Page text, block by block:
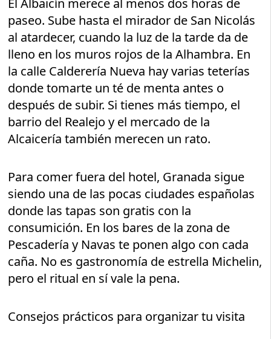
paseo. Sube hasta el mirador de San Nicolás
al atardecer, cuando la luz de la tarde da de
lleno en los muros rojos de la Alhambra. En
la calle Calderería Nueva hay varias teterías
donde tomarte un té de menta antes o
después de subir. Si tienes más tiempo, el
barrio del Realejo y el mercado de la
Alcaicería también merecen un rato.
Para comer fuera del hotel, Granada sigue
siendo una de las pocas ciudades españolas
donde las tapas son gratis con la
consumición. En los bares de la zona de
Pescadería y Navas te ponen algo con cada
caña. No es gastronomía de estrella Michelin,
pero el ritual en sí vale la pena.
Consejos prácticos para organizar tu visita